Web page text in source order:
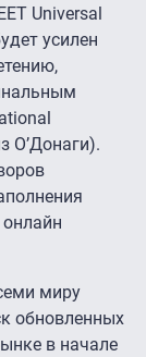
Universal
усилен
О’Донаги).
миру
обновленных
в начале